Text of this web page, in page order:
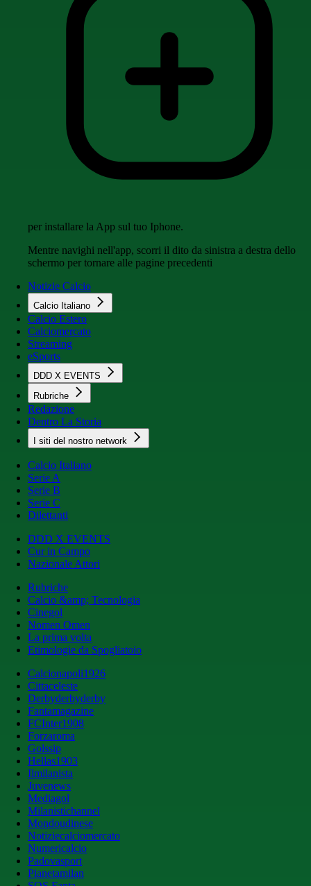
per installare la App sul tuo Iphone.
Mentre navighi nell'app, scorri il dito da sinistra a destra dello
schermo per tornare alle pagine precedenti
Notizie Calcio
Calcio Italiano
Calcio Estero
Calciomercato
Streaming
eSports
DDD X EVENTS
Rubriche
Redazione
Dentro La Storia
I siti del nostro network
Calcio Italiano
Serie A
Serie B
Serie C
Dilettanti
DDD X EVENTS
Cur in Campo
Nazionale Attori
Rubriche
Calcio &amp; Tecnologia
Cinegol
Nomen Omen
La prima volta
Etimologie da Spogliatoio
Calcionapoli1926
Cittaceleste
Derbyderbyderby
Fantamagazine
FCInter1908
Forzaroma
Golssip
Hellas1903
Ilmilanista
Juvenews
Mediagol
Milanistichannel
Mondoudinese
Notiziecalciomercato
Numericalcio
Padovasport
Pianetamilan